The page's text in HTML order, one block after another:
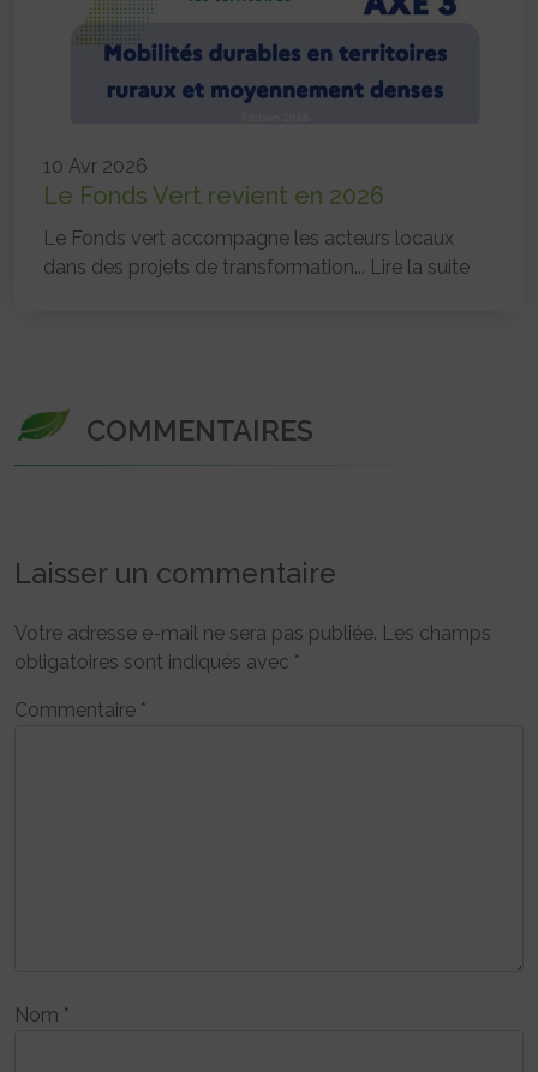
10 Avr 2026
Le Fonds Vert revient en 2026
Le Fonds vert accompagne les acteurs locaux
dans des projets de transformation... Lire la suite
COMMENTAIRES
Laisser un commentaire
Votre adresse e-mail ne sera pas publiée. Les champs
obligatoires sont indiqués avec *
Commentaire *
Nom *